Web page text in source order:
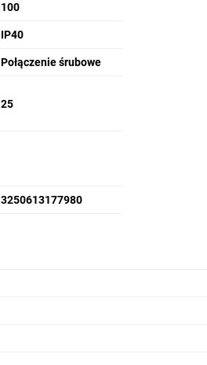
100
IP40
Połączenie śrubowe
25
3250613177980